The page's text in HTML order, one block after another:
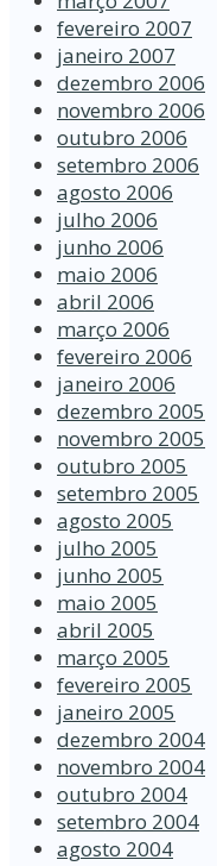
fevereiro 2007
janeiro 2007
dezembro 2006
novembro 2006
outubro 2006
setembro 2006
agosto 2006
julho 2006
junho 2006
maio 2006
abril 2006
março 2006
fevereiro 2006
janeiro 2006
dezembro 2005
novembro 2005
outubro 2005
setembro 2005
agosto 2005
julho 2005
junho 2005
maio 2005
abril 2005
março 2005
fevereiro 2005
janeiro 2005
dezembro 2004
novembro 2004
outubro 2004
setembro 2004
agosto 2004